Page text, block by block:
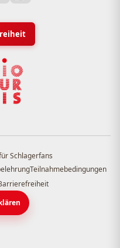
Schlagerfans
Teilnahmebedingungen